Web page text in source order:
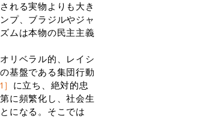
れる実物よりも大き
プ、ブラジルやジャ
ムは本物の民主主義
リベラル的、レイシ
基盤である集団行動
］ に立ち、絶対的忠
に頻繁化し、社会生
になる。そこでは